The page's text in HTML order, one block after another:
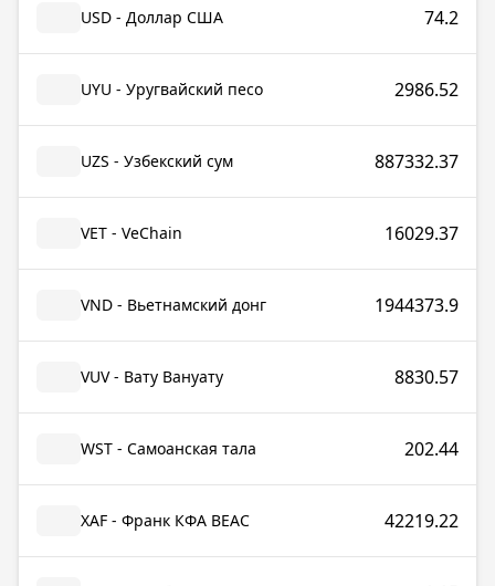
USD - Доллар США 74.2
UYU - Уругвайский песо 2986.52
UZS - Узбекский сум 887332.37
VET - VeChain 16029.37
VND - Вьетнамский донг 1944373.9
VUV - Вату Вануату 8830.57
WST - Самоанская тала 202.44
XAF - Франк КФА BEAC 42219.22